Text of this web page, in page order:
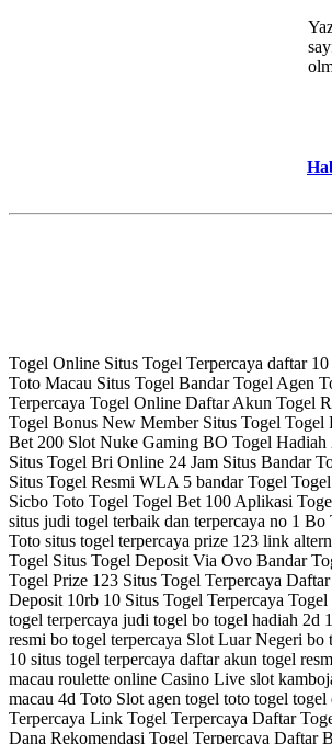
Togel Online Situs Togel Terpercaya daftar
Toto Macau Situs Togel Bandar Togel Agen
Terpercaya Togel Online Daftar Akun Togel
Togel Bonus New Member Situs Togel
Bet 200 Slot Nuke Gaming BO Togel
Situs Togel Bri Online 24 Jam Situs Bandar
Situs Togel Resmi WLA 5 bandar Togel
Sicbo Toto Togel Togel Bet 100 Aplikasi
situs judi togel terbaik dan terpercaya no 1
Toto situs togel terpercaya prize 123 link
Togel Situs Togel Deposit Via Ovo Bandar
Togel Prize 123 Situs Togel Terpercaya
Deposit 10rb 10 Situs Togel Terpercaya
togel terpercaya judi togel bo togel hadiah 2d
resmi bo togel terpercaya Slot Luar Negeri
10 situs togel terpercaya daftar akun togel
macau roulette online Casino Live slot
macau 4d Toto Slot agen togel toto togel
Terpercaya Link Togel Terpercaya Daftar
Dana Rekomendasi Togel Terpercaya Daftar